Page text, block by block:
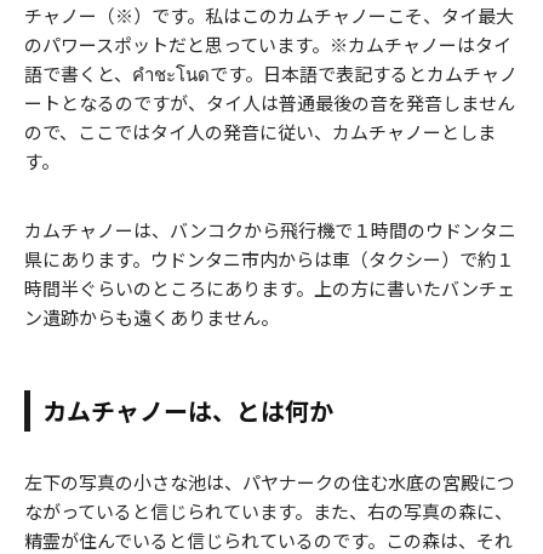
チャノー（※）です。私はこのカムチャノーこそ、タイ最大
のパワースポットだと思っています。※カムチャノーはタイ
語で書くと、คำชะโนดです。日本語で表記するとカムチャノ
ートとなるのですが、タイ人は普通最後の音を発音しません
ので、ここではタイ人の発音に従い、カムチャノーとしま
す。
カムチャノーは、バンコクから飛行機で１時間のウドンタニ
県にあります。ウドンタニ市内からは車（タクシー）で約１
時間半ぐらいのところにあります。上の方に書いたバンチェ
ン遺跡からも遠くありません。
カムチャノーは、とは何か
左下の写真の小さな池は、パヤナークの住む水底の宮殿につ
ながっていると信じられています。また、右の写真の森に、
精霊が住んでいると信じられているのです。この森は、それ